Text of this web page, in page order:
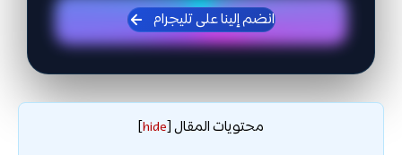
انضم إلينا على تليجرام
محتويات المقال [
hide
]